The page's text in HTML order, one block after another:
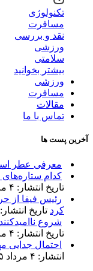
تکنولوژی
مسافرت
نقد و بررسی
ورزشی
سلامتی
بیشتر بخوانید
ورزشی
مسافرت
مقالات
تماس با ما
آخرین پست ها
معرفی عطر
کدام
تاریخ انتشار: ۴ مرداد ۱۴۰۵
رئیس فیفا از
کرد تاریخ انتشار: ۴ مرداد ۱۴۰۵
شروع
تاریخ انتشار: ۴ مرداد ۱۴۰۵
احتمال
انتشار: ۴ مرداد ۱۴۰۵